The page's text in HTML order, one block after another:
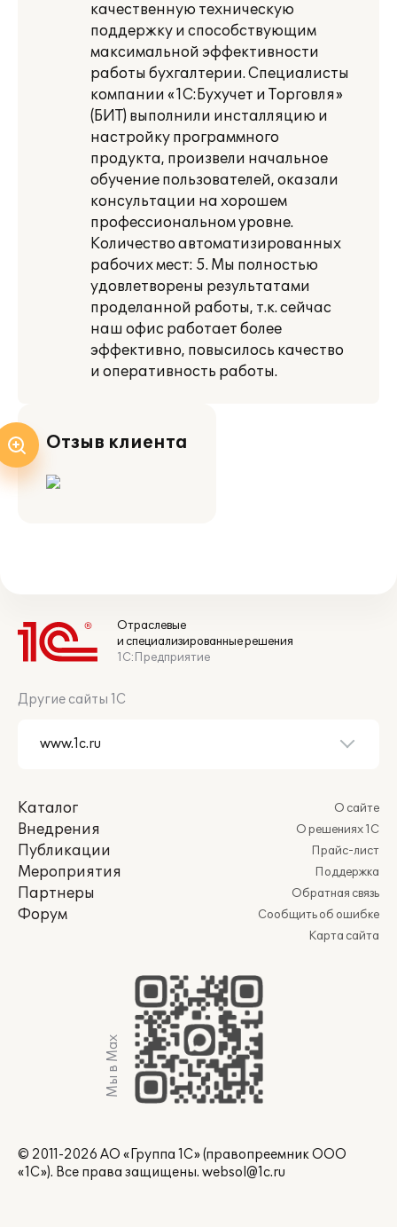
качественную техническую
поддержку и способствующим
максимальной эффективности
работы бухгалтерии. Специалисты
компании «1С:Бухучет и Торговля»
(БИТ) выполнили инсталляцию и
настройку программного
продукта, произвели начальное
обучение пользователей, оказали
консультации на хорошем
профессиональном уровне.
Количество автоматизированных
рабочих мест: 5. Мы полностью
удовлетворены результатами
проделанной работы, т.к. сейчас
наш офис работает более
эффективно, повысилось качество
и оперативность работы.
Отзыв клиента
Отраслевые
и специализированные решения
1С:Предприятие
Другие сайты 1С
Каталог
Внедрения
Публикации
Мероприятия
Партнеры
Форум
О сайте
О решениях 1С
Прайс-лист
Поддержка
Обратная связь
Сообщить об ошибке
Карта сайта
Мы в Max
© 2011-2026 АО «Группа 1С» (правопреемник ООО
«1С»). Все права защищены. websol@1c.ru